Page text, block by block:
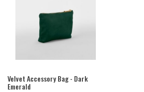
Velvet Accessory Bag - Dark
Emerald